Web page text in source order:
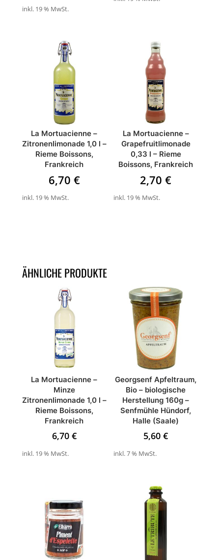
inkl. 19 % MwSt.
La Mortuacienne –
Zitronenlimonade 1,0 l –
Rieme Boissons,
Frankreich
6,70 €
inkl. 19 % MwSt.
La Mortuacienne –
Grapefruitlimonade
0,33 l – Rieme
Boissons, Frankreich
2,70€
inkl. 19 % MwSt.
ÄHNLICHE PRODUKTE
La Mortuacienne –
Minze
Zitronenlimonade 1,0 l –
Rieme Boissons,
Frankreich
6,70 €
inkl. 19 % MwSt.
Georgsenf Apfeltraum,
Bio – biologische
Herstellung 160g –
Senfmühle Hündorf,
Halle (Saale)
5,60€
inkl. 7 % MwSt.